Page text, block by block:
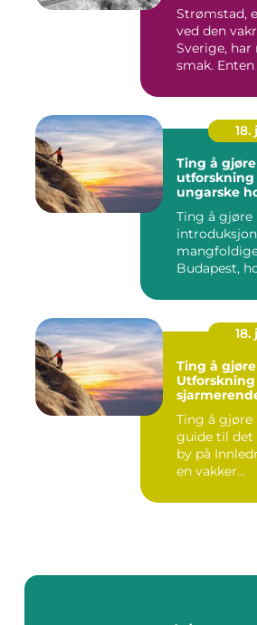
Strømstad,
ved den
Sverige, har
smak. Enten
18.
Ting å
utforskning
ungarske
Ting å gjøre i
Budapest,
18.
Ting å
Ting å gjøre
guide til det
by på Innledning: Karlstad er
en vakker...